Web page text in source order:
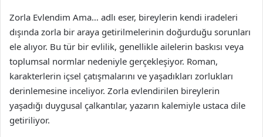
Zorla Evlendim Ama… adlı eser, bireylerin kendi iradeleri
dışında zorla bir araya getirilmelerinin doğurduğu sorunları
ele alıyor. Bu tür bir evlilik, genellikle ailelerin baskısı veya
toplumsal normlar nedeniyle gerçekleşiyor. Roman,
karakterlerin içsel çatışmalarını ve yaşadıkları zorlukları
derinlemesine inceliyor. Zorla evlendirilen bireylerin
yaşadığı duygusal çalkantılar, yazarın kalemiyle ustaca dile
getiriliyor.